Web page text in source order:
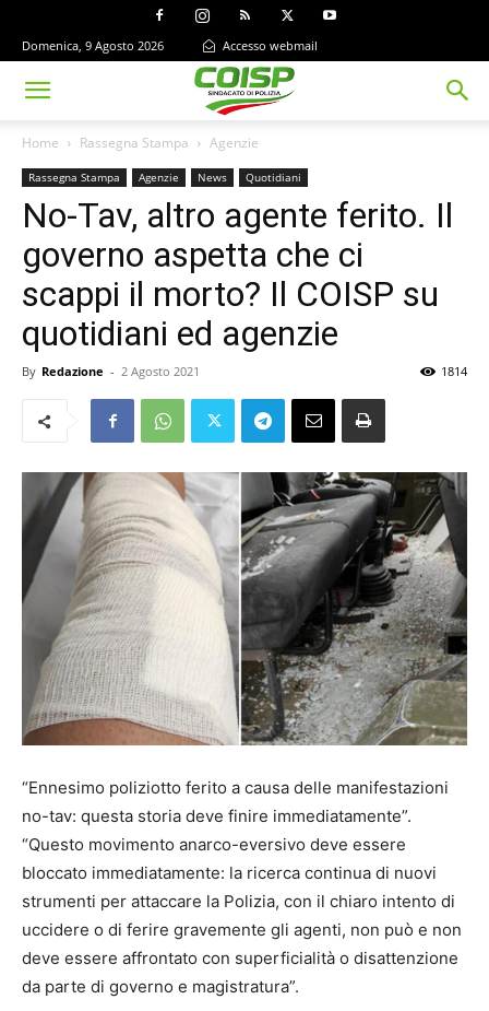
Domenica, 9 Agosto 2026 Accesso webmail
Home Rassegna Stampa Agenzie
Rassegna Stampa Agenzie News Quotidiani
No-Tav, altro agente ferito. Il
governo aspetta che ci
scappi il morto? Il COISP su
quotidiani ed agenzie
By Redazione - 2 Agosto 2021 1814
“Ennesimo poliziotto ferito a causa delle manifestazioni
no-tav: questa storia deve finire immediatamente”.
“Questo movimento anarco-eversivo deve essere
bloccato immediatamente: la ricerca continua di nuovi
strumenti per attaccare la Polizia, con il chiaro intento di
uccidere o di ferire gravemente gli agenti, non può e non
deve essere affrontato con superficialità o disattenzione
da parte di governo e magistratura”.